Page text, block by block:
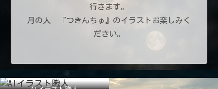
行きます。
月の人 『つきんちゅ』のイラストお楽しみく
ださい。